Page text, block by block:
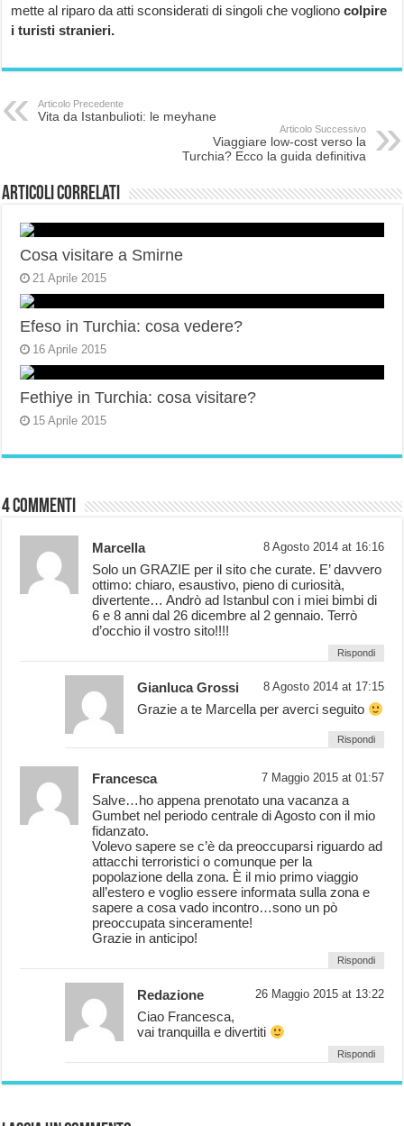
mette al riparo da atti sconsiderati di singoli che voglionocolpire
i turisti stranieri.
Articolo Precedente
Vita da Istanbulioti: le meyhane
Articolo Successivo
Viaggiare low-cost verso la
Turchia? Ecco la guida definitiva
Articoli correlati
Cosa visitare a Smirne
21 Aprile 2015
Efeso in Turchia: cosa vedere?
16 Aprile 2015
Fethiye in Turchia: cosa visitare?
15 Aprile 2015
4 commenti
Marcella 8 Agosto 2014 at 16:16
Solo un GRAZIE per il sito che curate. E’ davvero
ottimo: chiaro, esaustivo, pieno di curiosità,
divertente… Andrò ad Istanbul con i miei bimbi di
6 e 8 anni dal 26 dicembre al 2 gennaio. Terrò
d’occhio il vostro sito!!!!
Rispondi
Gianluca Grossi 8 Agosto 2014 at 17:15
Grazie a te Marcella per averci seguito
Rispondi
Francesca 7 Maggio 2015 at 01:57
Salve…ho appena prenotato una vacanza a
Gumbet nel periodo centrale di Agosto con il mio
fidanzato.
Volevo sapere se c’è da preoccuparsi riguardo ad
attacchi terroristici o comunque per la
popolazione della zona. È il mio primo viaggio
all’estero e voglio essere informata sulla zona e
sapere a cosa vado incontro…sono un pò
preoccupata sinceramente!
Grazie in anticipo!
Rispondi
Redazione 26 Maggio 2015 at 13:22
Ciao Francesca,
vai tranquilla e divertiti
Rispondi